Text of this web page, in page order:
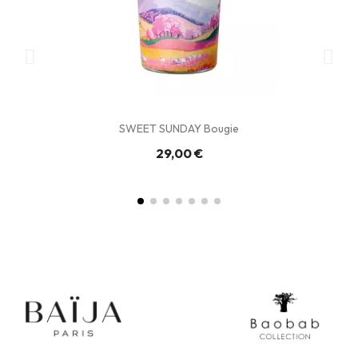
SWEET SUNDAY Bougie
29,00 €